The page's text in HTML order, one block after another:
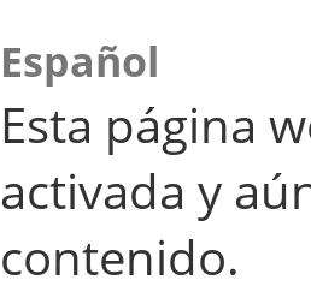
Español
Esta página
activada y
contenido.